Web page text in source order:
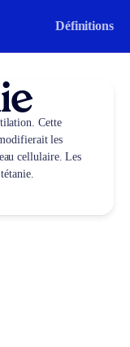
Définitions
Cette
les
cellulaire. Les